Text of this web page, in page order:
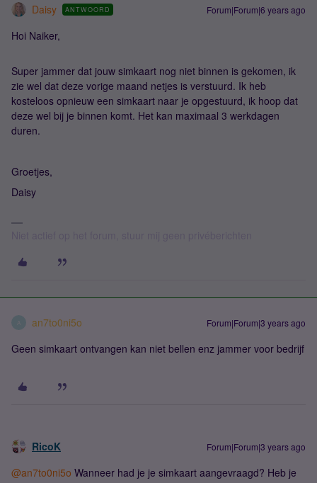
Daisy ANTWOORD Forum|Forum|6 years ago
Hoi Naiker,
Super jammer dat jouw simkaart nog niet binnen is gekomen, ik
zie wel dat deze vorige maand netjes is verstuurd. Ik heb
kosteloos opnieuw een simkaart naar je opgestuurd, ik hoop dat
deze wel bij je binnen komt. Het kan maximaal 3 werkdagen
duren.
Groetjes,
Daisy
A an7to0ni5o Forum|Forum|3 years ago
Geen simkaart ontvangen kan niet bellen enz jammer voor bedrijf
RicoK Forum|Forum|3 years ago
@an7to0ni5o Wanneer had je je simkaart aangevraagd? Heb je